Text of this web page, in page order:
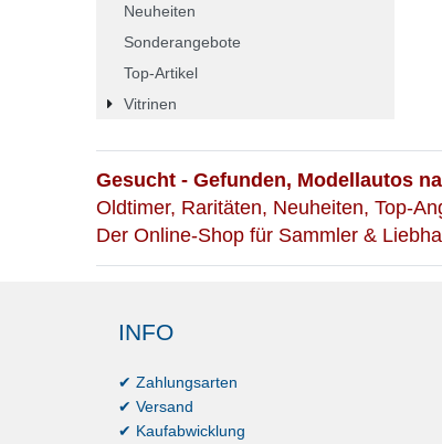
Neuheiten
Sonderangebote
Top-Artikel
Vitrinen
Gesucht - Gefunden, Modellautos
Oldtimer, Raritäten, Neuheiten, Top-
Der Online-Shop für Sammler &
INFO
✔ Zahlungsarten
✔ Versand
✔ Kaufabwicklung